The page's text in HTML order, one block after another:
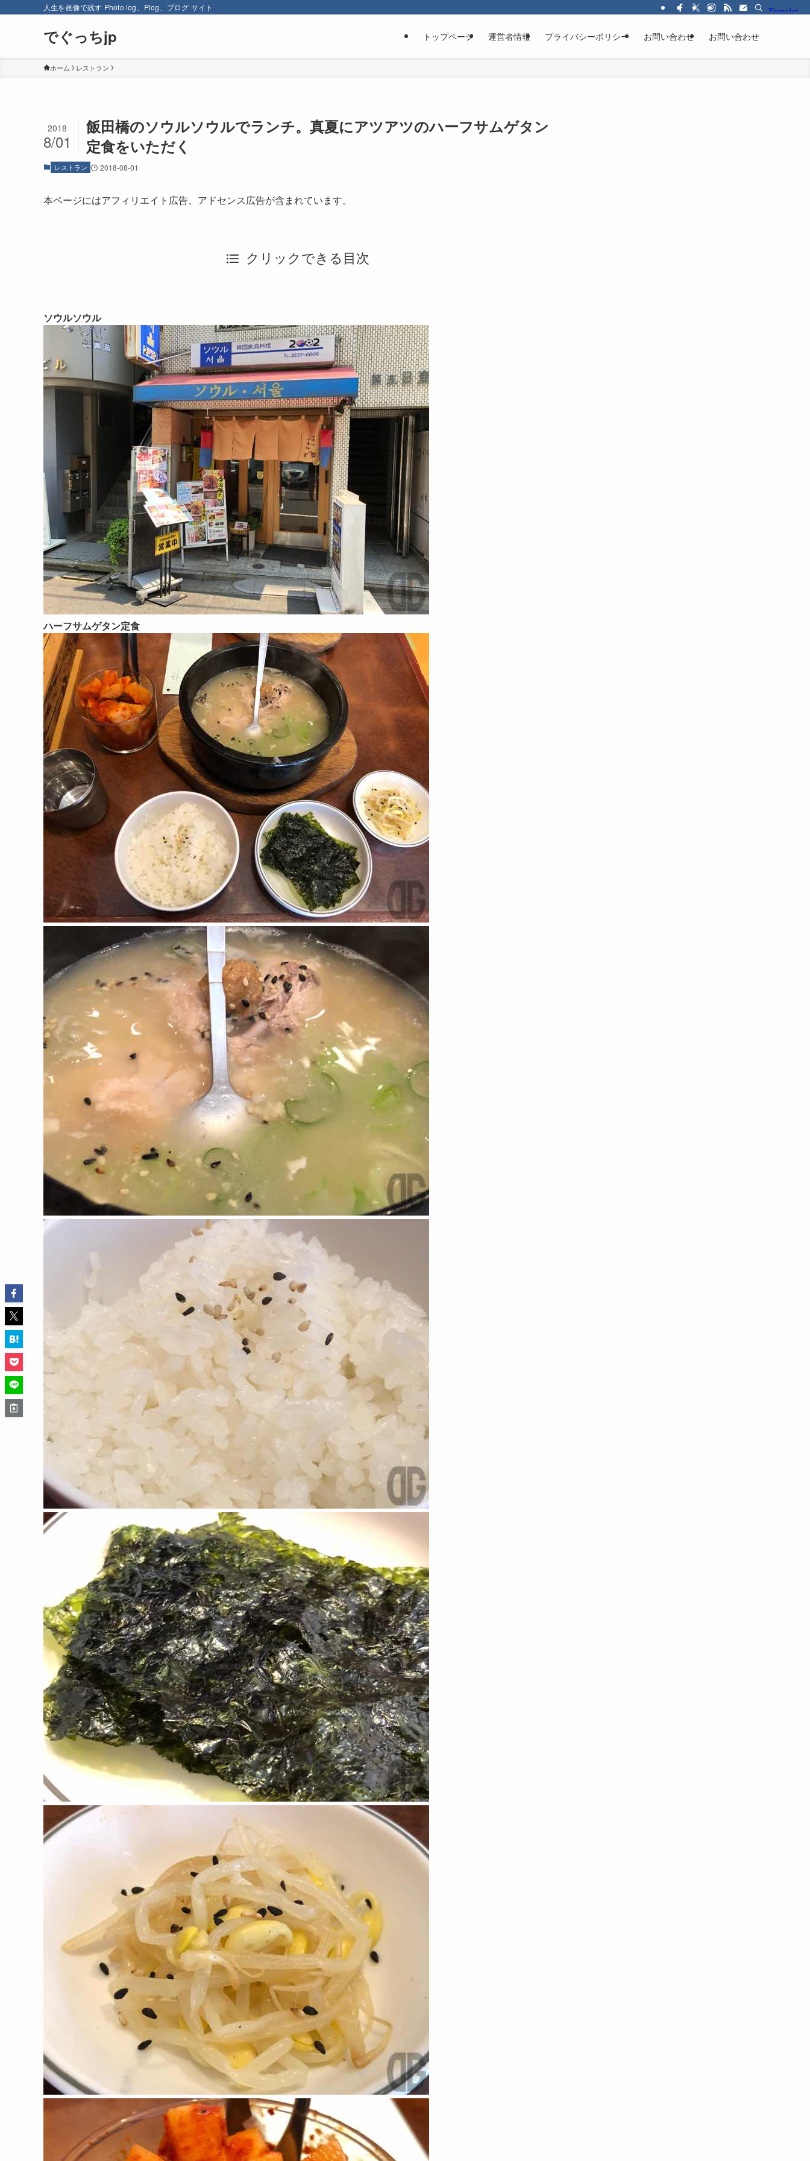
人生を画像で残す Photo log、Plog、プログ サイト
でぐっちjp トップページ 運営者情報 プライバシーポリシー お問い合わせ お問い合わせ
ホーム レストラン
飯田橋のソウルソウルでランチ。真夏にアツアツのハーフサムゲタン
定食をいただく
2018
8/01
レストラン 2018-08-01
本ページにはアフィリエイト広告、アドセンス広告が含まれています。
クリックできる目次
ソウルソウル
ハーフサムゲタン定食